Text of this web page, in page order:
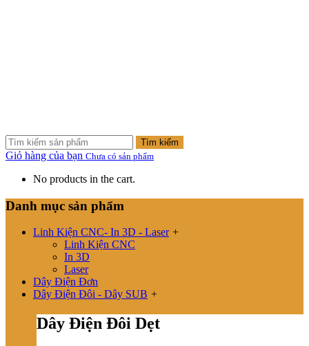
Tìm kiếm
Giỏ hàng của bạn Chưa có sản phẩm
No products in the cart.
Danh mục sản phẩm
Linh Kiện CNC- In 3D - Laser +
Linh Kiện CNC
In 3D
Laser
Dây Điện Đơn
Dây Điện Đôi - Dây SUB +
Dây Điện Đôi Dẹt